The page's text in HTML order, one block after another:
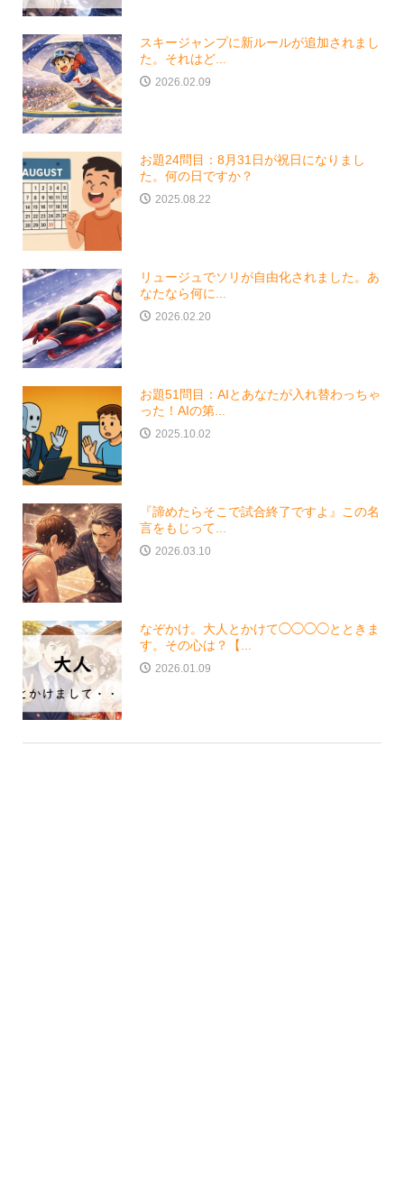
スキージャンプに新ルールが追加されまし
た。それはど...
2026.02.09
お題24問目：8月31日が祝日になりまし
た。何の日ですか？
2025.08.22
リュージュでソリが自由化されました。あ
なたなら何に...
2026.02.20
お題51問目：AIとあなたが入れ替わっちゃ
った！AIの第...
2025.10.02
『諦めたらそこで試合終了ですよ』この名
言をもじって...
2026.03.10
なぞかけ。大人とかけて◯◯◯◯とときま
す。その心は？【...
2026.01.09